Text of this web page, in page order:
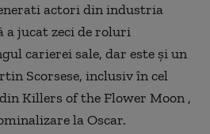
actori din industria
jucat zeci de roluri
carierei sale, dar este și un
Scorsese, inclusiv în cel
Killers of the Flower Moon ,
la Oscar.